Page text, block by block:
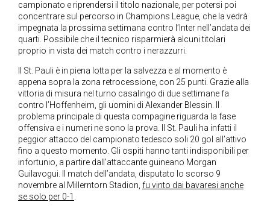
campionato e riprendersi il titolo nazionale, per potersi poi
concentrare sul percorso in Champions League, che la vedrà
impegnata la prossima settimana contro l’Inter nell’andata dei
quarti. Possibile che il tecnico risparmierà alcuni titolari
proprio in vista dei match contro i nerazzurri.
Il St. Pauli è in piena lotta per la salvezza e al momento è
appena sopra la zona retrocessione, con 25 punti. Grazie alla
vittoria di misura nel turno casalingo di due settimane fa
contro l’Hoffenheim, gli uomini di Alexander Blessin. Il
problema principale di questa compagine riguarda la fase
offensiva e i numeri ne sono la prova. Il St. Pauli ha infatti il
peggior attacco del campionato tedesco soli 20 gol all’attivo
fino a questo momento. Gli ospiti hanno tanti indisponibili per
infortunio, a partire dall’attaccante guineano Morgan
Guilavogui. Il match dell’andata, disputato lo scorso 9
novembre al Millerntorn Stadion, fu vinto dai bavaresi anche
se solo per 0-1 .